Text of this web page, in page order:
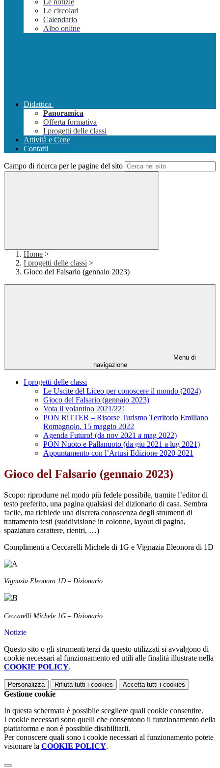
Le notizie
Le circolari
Calendario
Albo online
Didattica
Panoramica
Offerta formativa
I progetti delle classi
Attività e Cene
Contatti
Campo di ricerca per le pagine del sito
Home >
I progetti delle classi >
Gioco del Falsario (gennaio 2023)
Menu di
navigazione
I progetti delle classi
Le Uscite del Liceo per conoscere il mondo (2024)
Gioco del Falsario (gennaio 2023)
Vota il volantino 2021/22!
PON RiTTER – Risorse Turismo Territorio Emiliano
Romagnolo. 15 maggio 2022
Agenda Futuro! (da nov 2021 a mag 2022)
PON Nuoto e Pallanuoto (da giu 2021 a lug 2021)
Appuntamento con l’Artusi Edizione 2020-2021
Gioco del Falsario (gennaio 2023)
Scopo: riprodurre nel modo più fedele possibile, tramite l’editor di
testo preferito, una pagina qualsiasi del dizionario di casa. Sembra
facile, ma richiede una discreta conoscenza degli strumenti di
trattamento testi (suddivisione in colonne, layout di pagina,
spaziatura carattere, rientri, …)
Complimenti a Ceccarelli Michele di 1G e Vignazia Eleonora di 1D
Vignazia Eleonora 1D – Dizionario
Ceccarelli Michele 1G – Dizionario
Notizie
Questo sito o gli strumenti terzi da questo utilizzati si avvalgono di
cookie necessari al funzionamento ed utili alle finalità illustrate nella
COOKIE POLICY.
Personalizza Rifiuta tutti i cookies Accetta tutti i cookies
Gestione cookie
In questa schermata è possibile scegliere quali cookie consentire.
I cookie necessari sono quelli che consentono il funzionamento della
piattaforma e non è possibile disabilitarli.
Per conoscere quali sono i cookie necessari al funzionamento potete
visionare la COOKIE POLICY.